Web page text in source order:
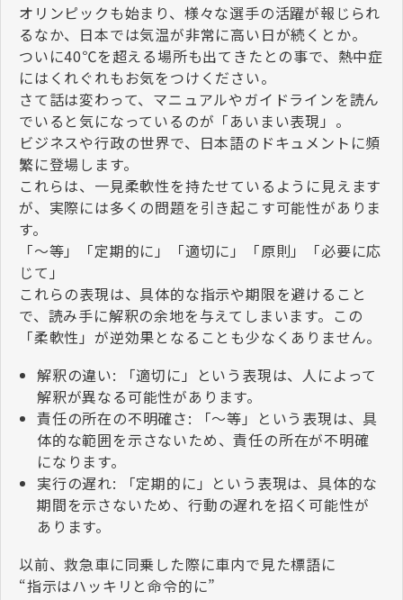
オリンピックも始まり、様々な選手の活躍が報じられ
るなか、日本では気温が非常に高い日が続くとか。
ついに40℃を超える場所も出てきたとの事で、熱中症
にはくれぐれもお気をつけください。
さて話は変わって、マニュアルやガイドラインを読ん
でいると気になっているのが「あいまい表現」。
ビジネスや行政の世界で、日本語のドキュメントに頻
繁に登場します。
これらは、一見柔軟性を持たせているように見えます
が、実際には多くの問題を引き起こす可能性がありま
す。
「～等」「定期的に」「適切に」「原則」「必要に応
じて」
これらの表現は、具体的な指示や期限を避けること
で、読み手に解釈の余地を与えてしまいます。この
「柔軟性」が逆効果となることも少なくありません。
解釈の違い: 「適切に」という表現は、人によって
解釈が異なる可能性があります。
責任の所在の不明確さ: 「～等」という表現は、具
体的な範囲を示さないため、責任の所在が不明確
になります。
実行の遅れ: 「定期的に」という表現は、具体的な
期間を示さないため、行動の遅れを招く可能性が
あります。
以前、救急車に同乗した際に車内で見た標語に
“指示はハッキリと命令的に”